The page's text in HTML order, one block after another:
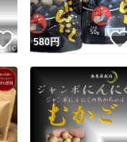
いいね！
580円